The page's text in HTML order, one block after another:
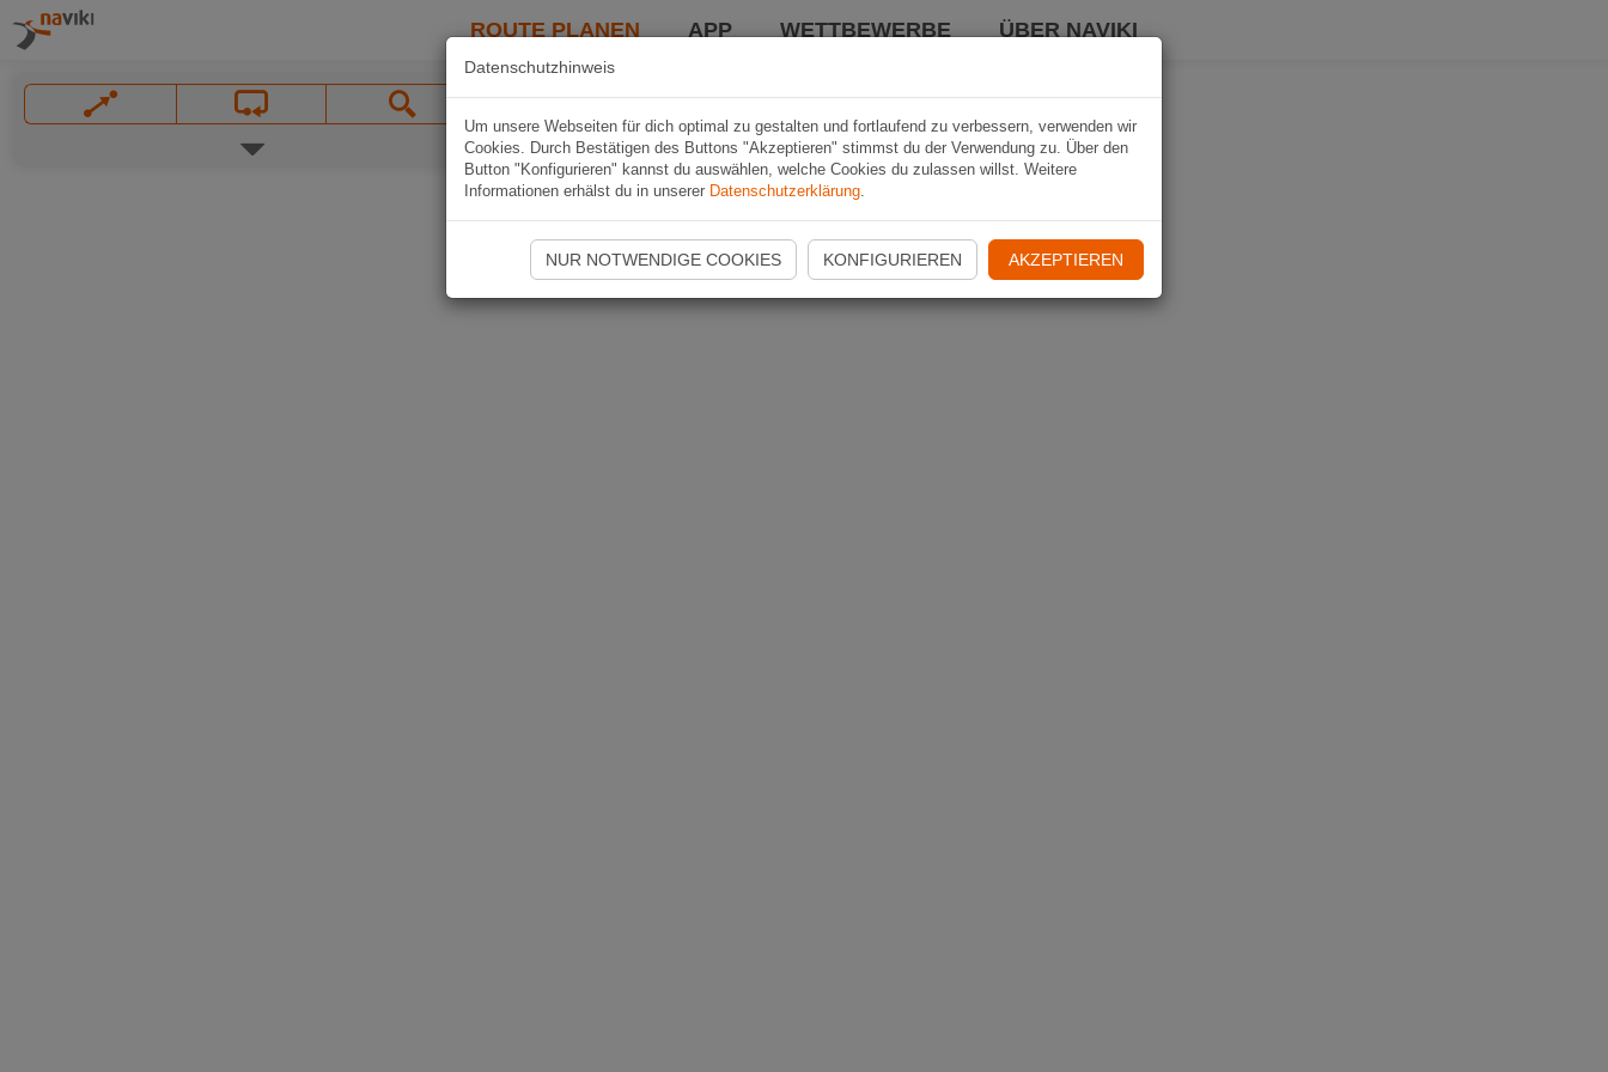
ROUTE PLANEN APP WETTBEWERBE ÜBER NAVIKI
Datenschutzhinweis
Um unsere Webseiten für dich optimal zu gestalten und fortlaufend zu verbessern, verwenden wir
Cookies. Durch Bestätigen des Buttons "Akzeptieren" stimmst du der Verwendung zu. Über den
Button "Konfigurieren" kannst du auswählen, welche Cookies du zulassen willst. Weitere
Informationen erhälst du in unserer Datenschutzerklärung.
NUR NOTWENDIGE COOKIES KONFIGURIEREN AKZEPTIEREN